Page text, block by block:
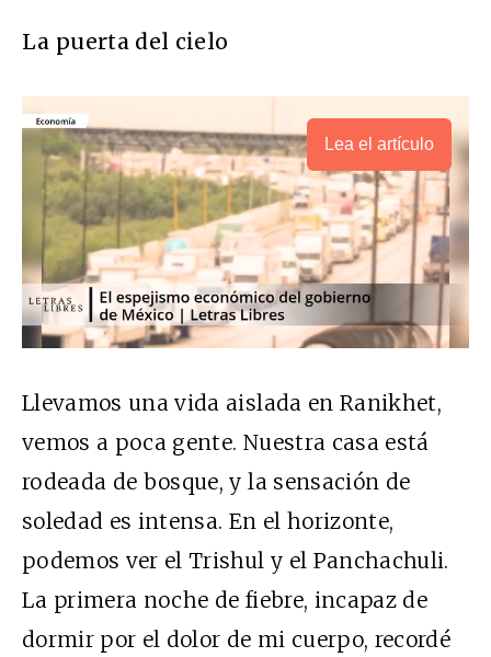
La puerta del cielo
Lea el artículo
Llevamos una vida aislada en Ranikhet,
vemos a poca gente. Nuestra casa está
rodeada de bosque, y la sensación de
soledad es intensa. En el horizonte,
podemos ver el Trishul y el Panchachuli.
La primera noche de fiebre, incapaz de
dormir por el dolor de mi cuerpo, recordé